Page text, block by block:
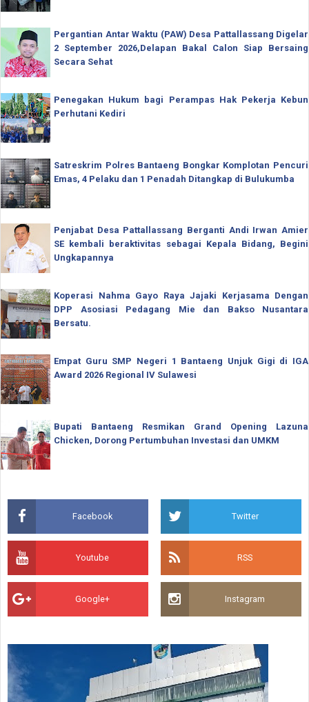
Pergantian Antar Waktu (PAW) Desa Pattallassang Digelar
2 September 2026,Delapan Bakal Calon Siap Bersaing
Secara Sehat
Penegakan Hukum bagi Perampas Hak Pekerja Kebun
Perhutani Kediri
Satreskrim Polres Bantaeng Bongkar Komplotan Pencuri
Emas, 4 Pelaku dan 1 Penadah Ditangkap di Bulukumba
Penjabat Desa Pattallassang Berganti Andi Irwan Amier
SE kembali beraktivitas sebagai Kepala Bidang, Begini
Ungkapannya
Koperasi Nahma Gayo Raya Jajaki Kerjasama Dengan
DPP Asosiasi Pedagang Mie dan Bakso Nusantara
Bersatu.
Empat Guru SMP Negeri 1 Bantaeng Unjuk Gigi di IGA
Award 2026 Regional IV Sulawesi
Bupati Bantaeng Resmikan Grand Opening Lazuna
Chicken, Dorong Pertumbuhan Investasi dan UMKM
Facebook Twitter
Youtube RSS
Google+ Instagram